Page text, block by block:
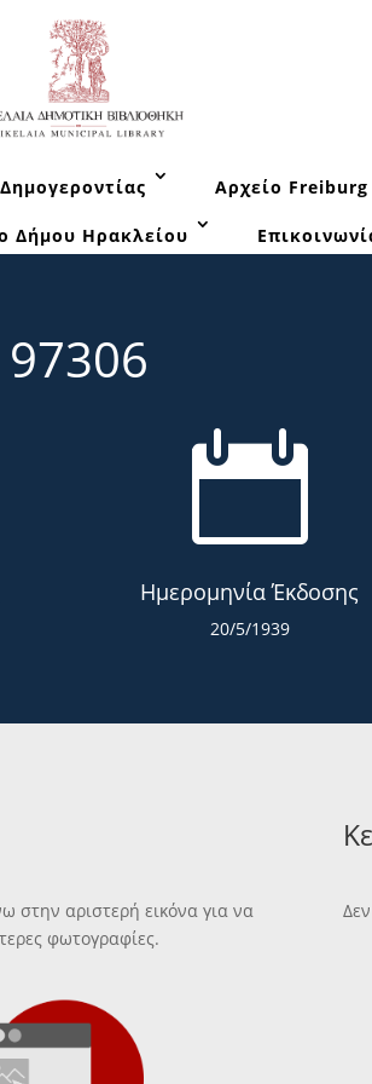
Αρχείο Freiburg
Δήμου Ηρακλείου
97306

Ημερομηνία Έκδοσης
20/5/1939
στην αριστερή εικόνα για να
φωτογραφίες.